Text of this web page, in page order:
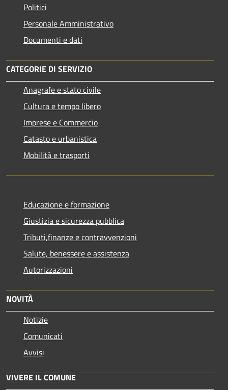
Politici
Personale Amministrativo
Documenti e dati
CATEGORIE DI SERVIZIO
Anagrafe e stato civile
Cultura e tempo libero
Imprese e Commercio
Catasto e urbanistica
Mobilità e trasporti
Educazione e formazione
Giustizia e sicurezza pubblica
Tributi,finanze e contravvenzioni
Salute, benessere e assistenza
Autorizzazioni
NOVITÀ
Notizie
Comunicati
Avvisi
VIVERE IL COMUNE